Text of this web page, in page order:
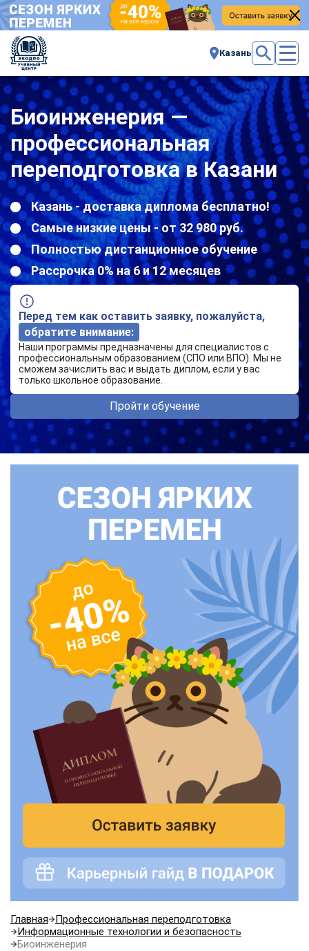
Казань
Биоинженерия —
профессиональная
переподготовка в Казани
Казань - доставка диплома бесплатно!
Самые низкие цены - от 32 980 руб.
Полностью дистанционное обучение
Рассрочка 0% на 6 и 12 месяцев
Перед тем как оставить заявку, пожалуйста,
обратите внимание:
Наши программы предназначены для специалистов с
профессиональным образованием (СПО или ВПО). Мы не
сможем зачислить вас и выдать диплом, если у вас
только школьное образование.
Пройти обучение
Главная
Профессиональная переподготовка
Информационные технологии и безопасность
Биоинженерия